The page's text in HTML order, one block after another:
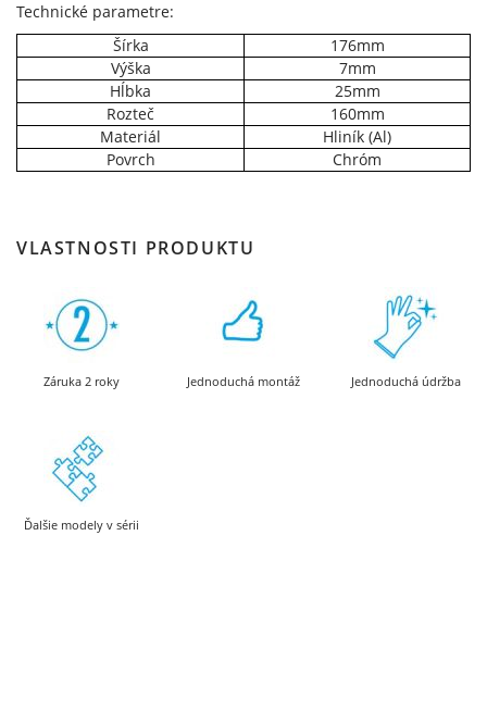
Technické parametre:
Šírka
176mm
Výška
7mm
Hĺbka
25mm
Rozteč
160mm
Materiál
Hliník (Al)
Povrch
Chróm
VLASTNOSTI PRODUKTU
Záruka 2 roky Jednoduchá montáž Jednoduchá údržba
Ďalšie modely v sérii